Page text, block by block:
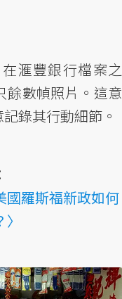
滙豐銀行檔案之
餘數幀照片。這意
錄其行動細節。
國羅斯福新政如何